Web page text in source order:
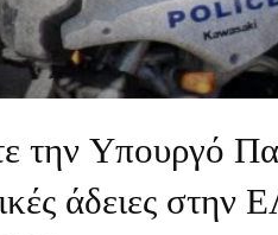
την Υπουργό
άδειες